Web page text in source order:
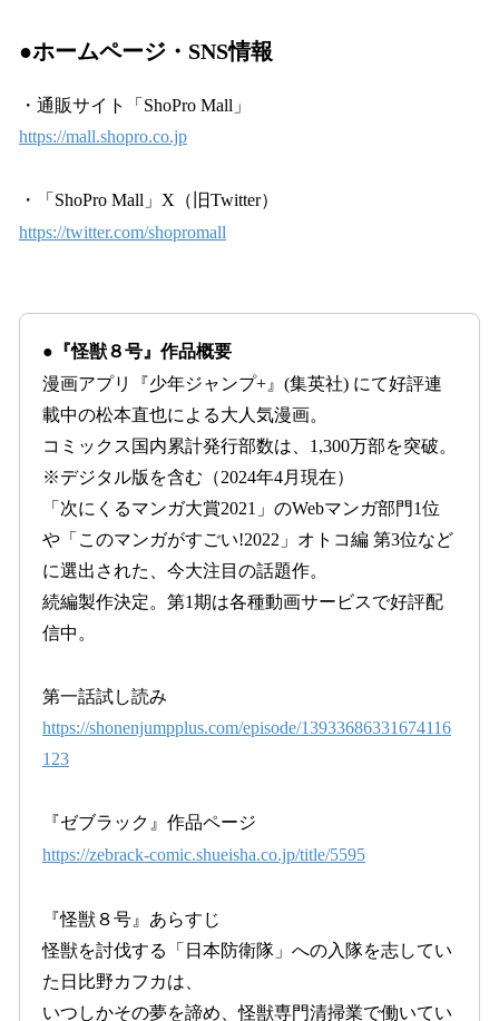
●ホームページ・SNS情報
・通販サイト「ShoPro Mall」
https://mall.shopro.co.jp
・「ShoPro Mall」X（旧Twitter）
https://twitter.com/shopromall
●『怪獣８号』作品概要
漫画アプリ『少年ジャンプ+』(集英社) にて好評連
載中の松本直也による大人気漫画。
コミックス国内累計発行部数は、1,300万部を突破。
※デジタル版を含む（2024年4月現在）
「次にくるマンガ大賞2021」のWebマンガ部門1位
や「このマンガがすごい!2022」オトコ編 第3位など
に選出された、今大注目の話題作。
続編製作決定。第1期は各種動画サービスで好評配
信中。
第一話試し読み
https://shonenjumpplus.com/episode/13933686331674116
123
『ゼブラック』作品ページ
https://zebrack-comic.shueisha.co.jp/title/5595
『怪獣８号』あらすじ
怪獣を討伐する「日本防衛隊」への入隊を志してい
た日比野カフカは、
いつしかその夢を諦め、怪獣専門清掃業で働いてい